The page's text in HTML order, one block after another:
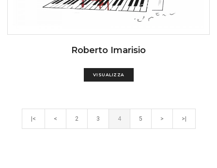
Roberto Imarisio
VISUALIZZA
|< < 2 3 4 5 > >|